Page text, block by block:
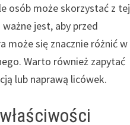
osób może skorzystać z tej
jest, aby przed
może się znacznie różnić w
Warto również zapytać
lub naprawą licówek.